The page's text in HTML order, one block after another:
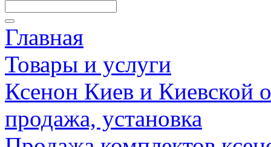
Главная
Товары и услуги
Ксенон Киев и Киевской
продажа, установка